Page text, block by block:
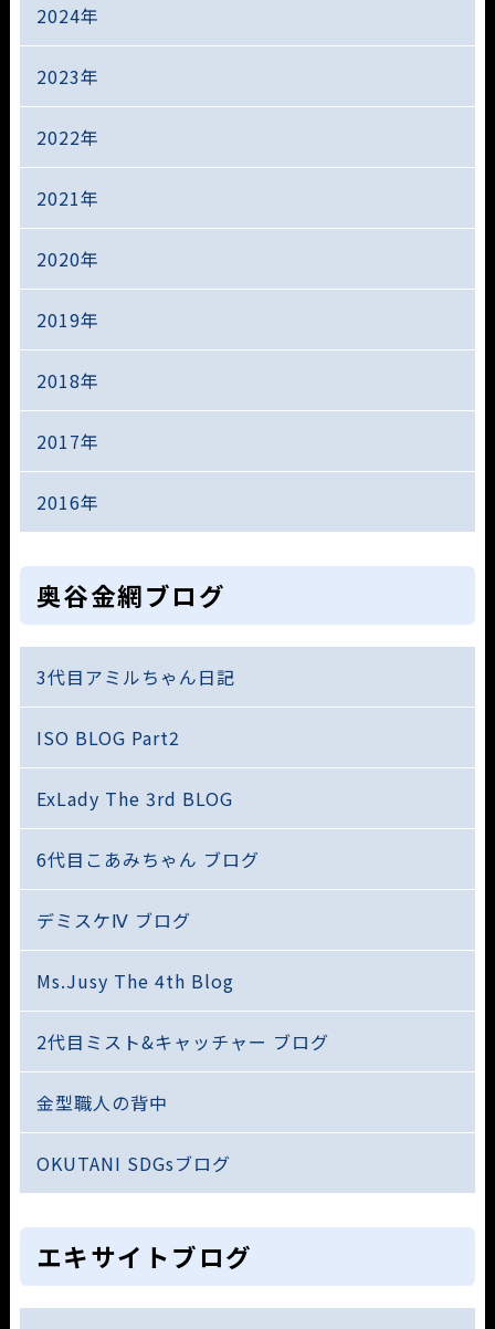
2024年
2023年
2022年
2021年
2020年
2019年
2018年
2017年
2016年
奥谷金網ブログ
3代目アミルちゃん日記
ISO BLOG Part2
ExLady The 3rd BLOG
6代目こあみちゃん ブログ
デミスケⅣ ブログ
Ms.Jusy The 4th Blog
2代目ミスト&キャッチャー ブログ
金型職人の背中
OKUTANI SDGsブログ
エキサイトブログ